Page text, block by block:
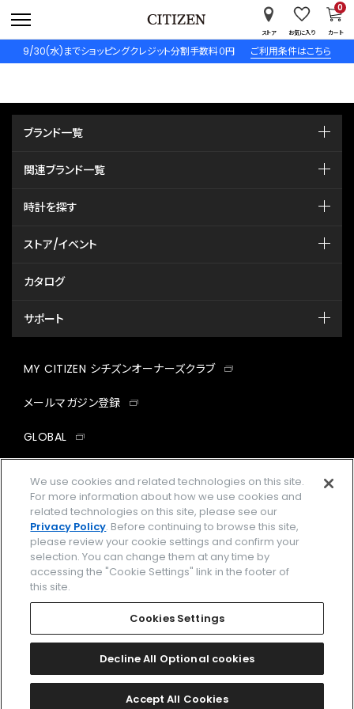
9/30(水)までショッピングクレジット分割手数料０円 ご利用条件はこちら
ストア お気に入り カート
0
ブランド一覧
関連ブランド一覧
時計を探す
ストア/イベント
カタログ
サポート
MY CITIZEN シチズンオーナーズクラブ
メールマガジン登録
GLOBAL
facebookinstagramtwitter
企業情報 ご利用規約
プライバシーポリシー Cookies Settings
Amazon PayはAmazon.com, Inc.またはその関連会社の商標です。
2026 CITIZEN WATCH CO., LTD.
We use cookies and related technologies on this site.
For more information about how we use cookies and
related technologies on this site, please see our
Privacy Policy. Before continuing to browse this site,
please review your cookie settings and confirm your
selection. You can change them at any time by
accessing the "Cookie Settings" link in the footer of
this site.
Cookies Settings
Decline All Optional cookies
Accept All Cookies